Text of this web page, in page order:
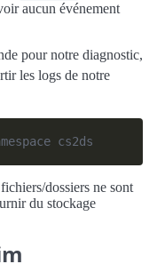
aucun événement
pour notre diagnostic,
les logs de notre
dossiers ne sont
du stockage